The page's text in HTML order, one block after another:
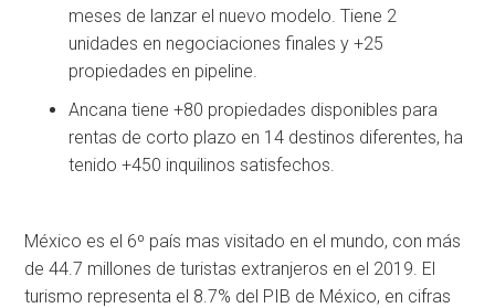
meses de lanzar el nuevo modelo. Tiene 2
unidades en negociaciones finales y +25
propiedades en pipeline.
Ancana tiene +80 propiedades disponibles para
rentas de corto plazo en 14 destinos diferentes, ha
tenido +450 inquilinos satisfechos.
México es el 6º país mas visitado en el mundo, con más
de 44.7 millones de turistas extranjeros en el 2019. El
turismo representa el 8.7% del PIB de México, en cifras